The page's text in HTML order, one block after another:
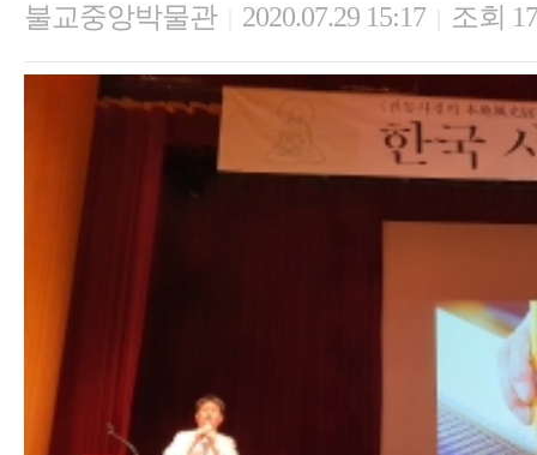
불교중앙박물관 2020.07.29 15:17 조회